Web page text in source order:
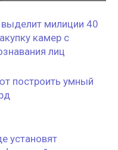
милиции 40
камер с
лиц
построить умный
установят